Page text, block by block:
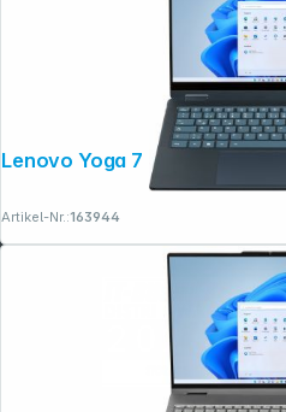
Artikel-Nr.:163944